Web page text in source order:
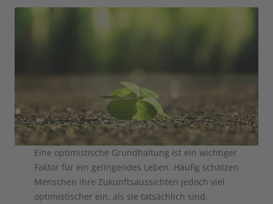
Eine optimistische Grundhaltung ist ein wichtiger
Faktor für ein gelingendes Leben. Häufig schätzen
Menschen ihre Zukunftsaussichten jedoch viel
optimistischer ein, als sie tatsächlich sind.